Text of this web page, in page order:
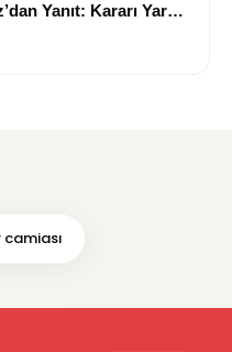
Yanıt: Kararı Yargı